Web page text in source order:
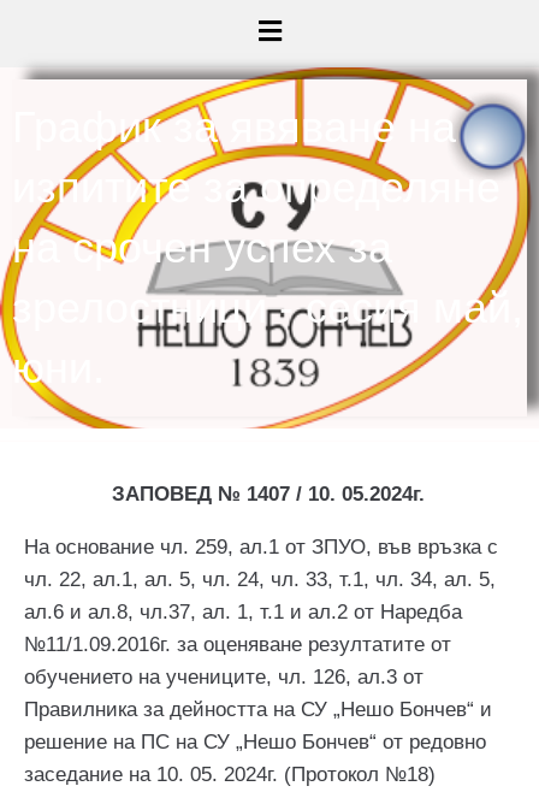
График за явяване на
изпитите за определяне
на срочен успех за
зрелостници - сесия май,
юни.
ЗАПОВЕД № 1407/ 10. 05.2024г.
На основание чл. 259, ал.1 от ЗПУО, във връзка с
чл. 22, ал.1, ал. 5, чл. 24, чл. 33, т.1, чл. 34, ал. 5,
ал.6 и ал.8, чл.37, ал. 1, т.1 и ал.2 от Наредба
№11/1.09.2016г. за оценяване резултатите от
обучението на учениците, чл. 126, ал.3 от
Правилника за дейността на СУ „Нешо Бончев“ и
решение на ПС на СУ „Нешо Бончев“ от редовно
заседание на 10. 05. 2024г. (Протокол №18)